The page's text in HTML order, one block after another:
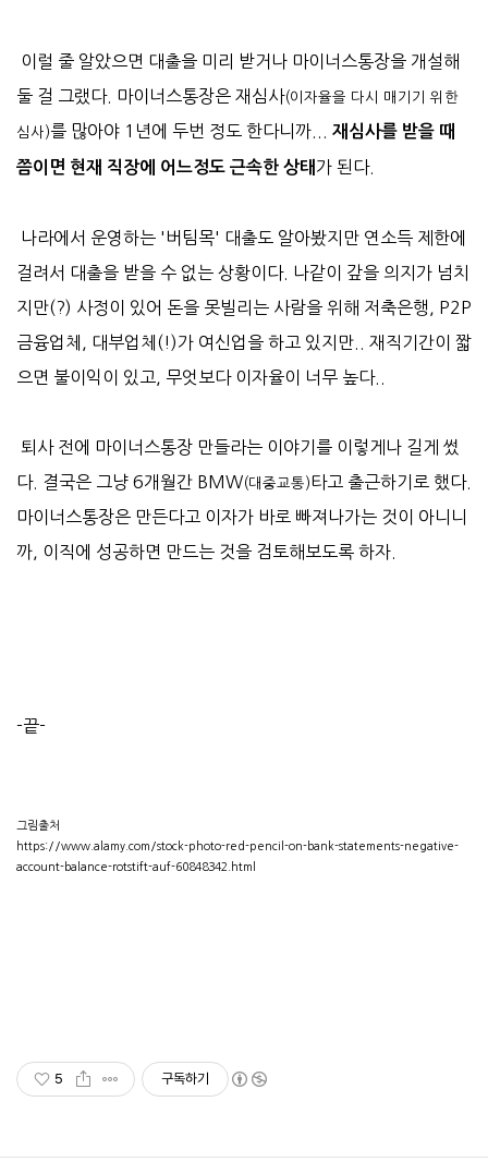
이럴 줄 알았으면 대출을 미리 받거나 마이너스통장을 개설해
둘 걸 그랬다. 마이너스통장은 재심사(이자율을 다시 매기기 위한
심사)를 많아야 1년에 두번 정도 한다니까... 재심사를 받을 때
쯤이면 현재 직장에 어느정도 근속한 상태 가 된다.
나라에서 운영하는 '버팀목' 대출도 알아봤지만 연소득 제한에
걸려서 대출을 받을 수 없는 상황이다. 나같이 갚을 의지가 넘치
지만(?) 사정이 있어 돈을 못빌리는 사람을 위해 저축은행, P2P
금융업체, 대부업체(!)가 여신업을 하고 있지만.. 재직기간이 짧
으면 불이익이 있고, 무엇보다 이자율이 너무 높다..
퇴사 전에 마이너스통장 만들라는 이야기를 이렇게나 길게 썼
다. 결국은 그냥 6개월간 BMW(대중교통)타고 출근하기로 했다.
마이너스통장은 만든다고 이자가 바로 빠져나가는 것이 아니니
까, 이직에 성공하면 만드는 것을 검토해보도록 하자.
-끝-
그림출처
https://www.alamy.com/stock-photo-red-pencil-on-bank-statements-negative-
account-balance-rotstift-auf-60848342.html
5 구독하기